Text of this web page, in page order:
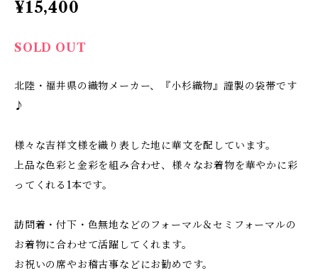
¥15,400
SOLD OUT
北陸・福井県の織物メーカー、『小杉織物』謹製の袋帯です
♪
様々な吉祥文様を織り表した地に華文を配しています。
上品な色彩と金彩を組み合わせ、様々なお着物を華やかに彩
ってくれる1本です。
訪問着・付下・色無地などのフォーマル＆セミフォーマルの
お着物に合わせて活躍してくれます。
お祝いの席やお稽古事などにお勧めです。